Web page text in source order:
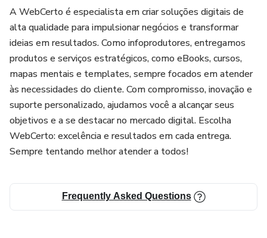
A WebCerto é especialista em criar soluções digitais de
alta qualidade para impulsionar negócios e transformar
ideias em resultados. Como infoprodutores, entregamos
produtos e serviços estratégicos, como eBooks, cursos,
mapas mentais e templates, sempre focados em atender
às necessidades do cliente. Com compromisso, inovação e
suporte personalizado, ajudamos você a alcançar seus
objetivos e a se destacar no mercado digital. Escolha
WebCerto: excelência e resultados em cada entrega.
Sempre tentando melhor atender a todos!
Frequently Asked Questions